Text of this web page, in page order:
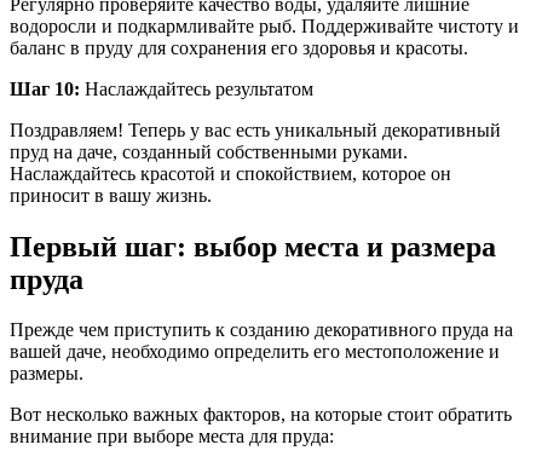
водоросли и подкармливайте рыб. Поддерживайте чистоту и
баланс в пруду для сохранения его здоровья и красоты.
Шаг 10: Наслаждайтесь результатом
Поздравляем! Теперь у вас есть уникальный декоративный
пруд на даче, созданный собственными руками.
Наслаждайтесь красотой и спокойствием, которое он
приносит в вашу жизнь.
Первый шаг: выбор места и размера
пруда
Прежде чем приступить к созданию декоративного пруда на
вашей даче, необходимо определить его местоположение и
размеры.
Вот несколько важных факторов, на которые стоит обратить
внимание при выборе места для пруда: